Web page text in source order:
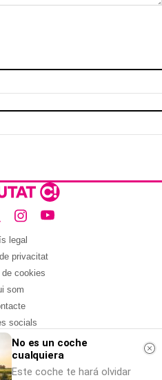
legal
privacitat
cookies
som
socials
de:
No es un coche
cualquiera
Este coche te hará olvidar